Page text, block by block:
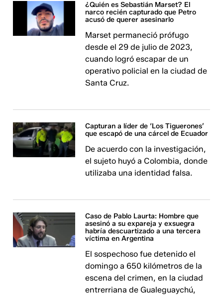
¿Quién es Sebastián Marset? El
narco recién capturado que Petro
acusó de querer asesinarlo
Marset permaneció prófugo
desde el 29 de julio de 2023,
cuando logró escapar de un
operativo policial en la ciudad de
Santa Cruz.
Capturan a líder de ‘Los Tiguerones’
que escapó de una cárcel de Ecuador
De acuerdo con la investigación,
el sujeto huyó a Colombia, donde
utilizaba una identidad falsa.
Caso de Pablo Laurta: Hombre que
asesinó a su expareja y exsuegra
habría descuartizado a una tercera
víctima en Argentina
El sospechoso fue detenido el
domingo a 650 kilómetros de la
escena del crimen, en la ciudad
entrerriana de Gualeguaychú,